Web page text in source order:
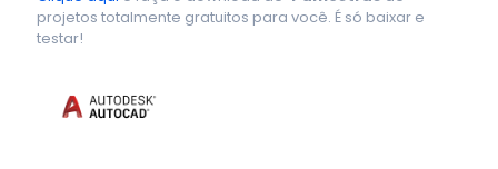
projetos totalmente gratuitos para você. É só baixar e
testar!